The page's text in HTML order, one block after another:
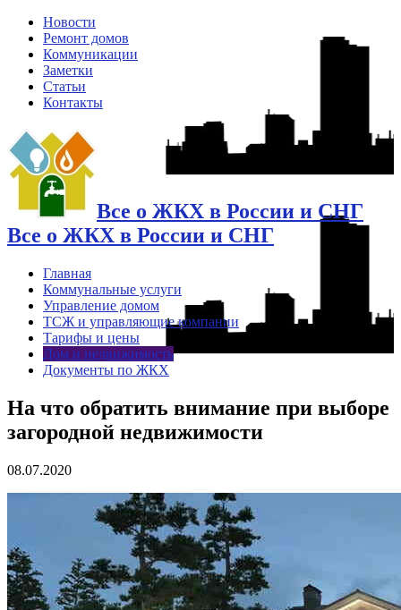
Новости
Ремонт домов
Коммуникации
Заметки
Статьи
Контакты
Все о ЖКХ в России и СНГ
Все о ЖКХ в России и СНГ
Главная
Коммунальные услуги
Управление домом
ТСЖ и управляющие компании
Тарифы и цены
Дом и недвижимость
Документы по ЖКХ
На что обратить внимание при выборе
загородной недвижимости
08.07.2020